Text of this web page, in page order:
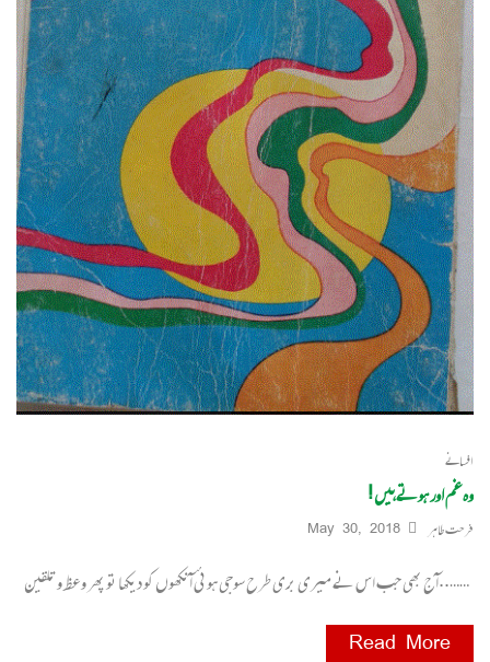
افسانے
وہ غم اور ہوتے ہیں !
فرحت طاہر May 30, 2018
……..آج بھی جب اس نے میری بری طرح سوجی ہوئی آنکھوں کو دیکھا تو پھر وعظ و تلقین
Read More